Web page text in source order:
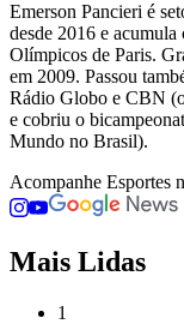
Emerson Pancieri é
desde 2016 e acumula
Olímpicos de Paris.
em 2009. Passou
Rádio Globo e CBN
e cobriu o
Mundo no Brasil).
Acompanhe Esportes
Mais Lidas
1